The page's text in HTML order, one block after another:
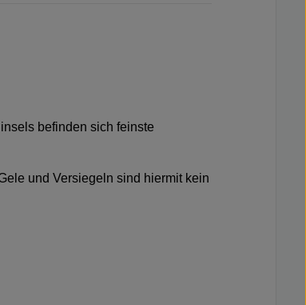
befinden sich feinste
und Versiegeln sind hiermit kein